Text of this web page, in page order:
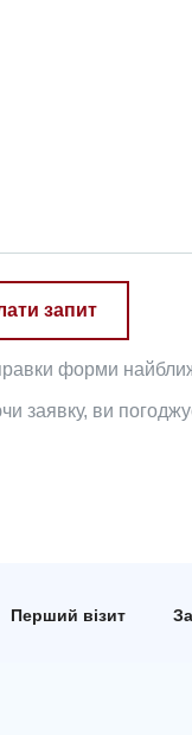
запит
форми
заявку, ви
Перший візит